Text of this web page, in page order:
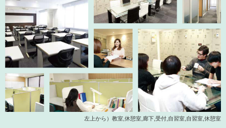
左上から）教室,休憩室,廊下,受付,自習室,自習室,休憩室